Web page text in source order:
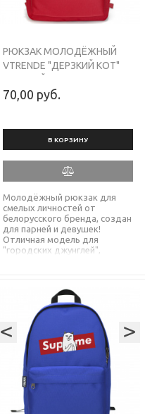
РЮКЗАК МОЛОДЁЖНЫЙ
VTRENDE "ДЕРЗКИЙ КОТ"
70,00 руб.
В КОРЗИНУ
Молодёжный рюкзак для
смелых личностей от
белорусского бренда, создан
для парней и девушек!
Отличная модель для
"городских джунглей",
пункта А в пункт Б. Ваши
вещи будут защищены от
осадков, т.к. ткань у рюкзака
с водонепроницаемым PU
слоем. Мощные молнии
оснащены с двумя бегунками
SBS для удобного открытия
главного отдела с обеих
сторон. Прочный рюкзак
красного цвета с гарантией 8
месяцев, в наличии!
< >